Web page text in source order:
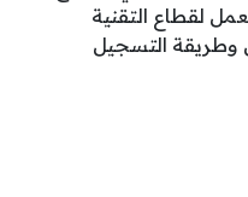
لقطاع التقنية
وطريقة التسجيل